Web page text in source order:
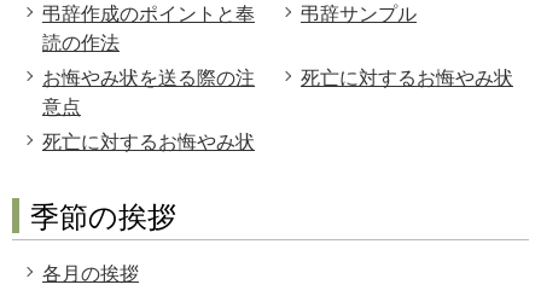
弔辞作成のポイントと奉
読の作法
弔辞サンプル
お悔やみ状を送る際の注
意点
死亡に対するお悔やみ状
死亡に対するお悔やみ状
季節の挨拶
各月の挨拶